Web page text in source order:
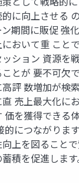
に向上させる
期間に販促 強
において重 こと
ッション 資源を
とが 要不可欠
評 数増加が検
売上最大化に
価を獲得できる
的につながりま
向上を図ること
積を促進します